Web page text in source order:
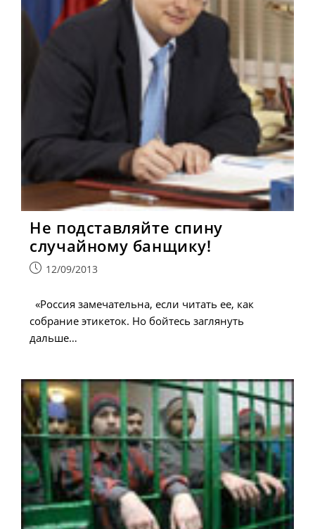
Не подставляйте спину
случайному банщику!
Запись12/09/2013
«Россия замечательна, если читать ее, как
собрание этикеток. Но бойтесь заглянуть
дальше…